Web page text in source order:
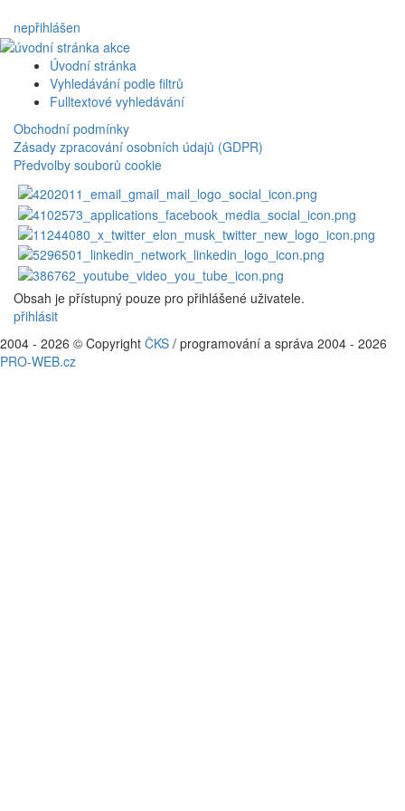
nepřihlášen
Úvodní stránka
Vyhledávání podle filtrů
Fulltextové vyhledávání
Obchodní podmínky
Zásady zpracování osobních údajů (GDPR)
Předvolby souborů cookie
Obsah je přístupný pouze pro přihlášené uživatele.
přihlásit
2004 - 2026 © Copyright ČKS / programování a správa 2004 - 2026
PRO-WEB.cz